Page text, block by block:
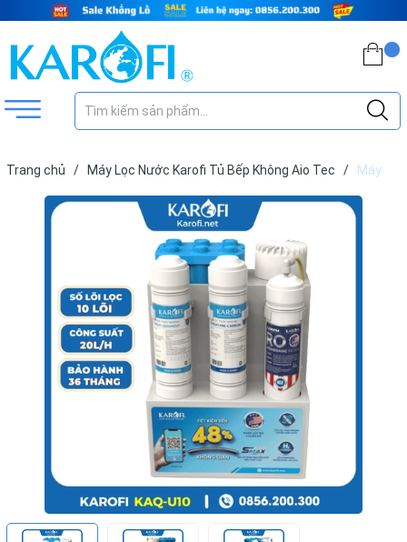
Trang chủ / Máy Lọc Nước Karofi Tủ Bếp Không Aio Tec /
Máy
Lọc Nước Karofi KAQ-U10